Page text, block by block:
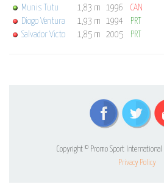
Munis Tutu
1,83 m 1996 CAN
Diogo Ventura
1,93 m 1994 PRT
Salvador Victo
1,85 m 2005 PRT
Copyright © Promo Sport
Privacy Policy